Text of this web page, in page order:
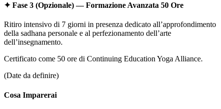
✦ Fase 3 (Opzionale) — Formazione Avanzata 50 Ore
Ritiro intensivo di 7 giorni in presenza dedicato all’approfondimento
della sadhana personale e al perfezionamento dell’arte
dell’insegnamento.
Certificato come 50 ore di Continuing Education Yoga Alliance.
(Date da definire)
Cosa Imparerai